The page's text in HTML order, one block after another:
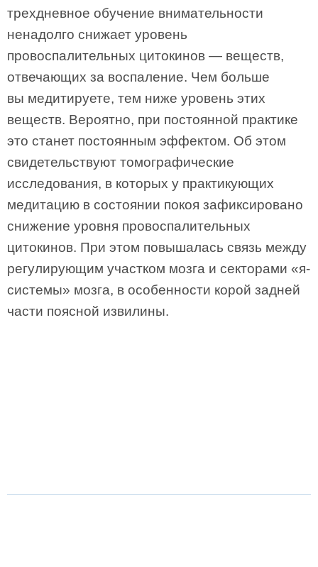
трехдневное обучение внимательности
ненадолго снижает уровень
провоспалительных цитокинов — веществ,
отвечающих за воспаление. Чем больше
вы медитируете, тем ниже уровень этих
веществ. Вероятно, при постоянной практике
это станет постоянным эффектом. Об этом
свидетельствуют томографические
исследования, в которых у практикующих
медитацию в состоянии покоя зафиксировано
снижение уровня провоспалительных
цитокинов. При этом повышалась связь между
регулирующим участком мозга и секторами «я-
системы» мозга, в особенности корой задней
части поясной извилины.